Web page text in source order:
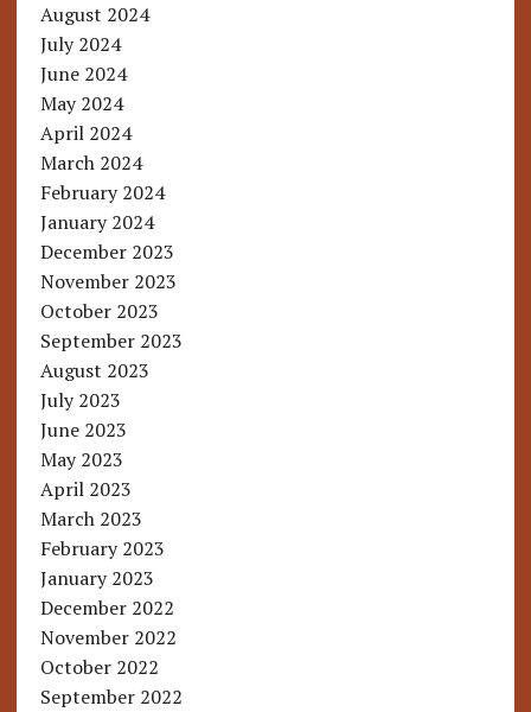
August 2024
July 2024
June 2024
May 2024
April 2024
March 2024
February 2024
January 2024
December 2023
November 2023
October 2023
September 2023
August 2023
July 2023
June 2023
May 2023
April 2023
March 2023
February 2023
January 2023
December 2022
November 2022
October 2022
September 2022